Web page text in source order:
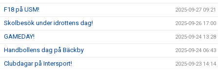
F18 på USM! 2025-09-27 09:21
Skolbesök under idrottens dag! 2025-09-26 17:00
GAMEDAY! 2025-09-24 13:28
Handbollens dag på Bäckby 2025-09-24 06:43
Clubdagar på Intersport! 2025-09-23 14:14